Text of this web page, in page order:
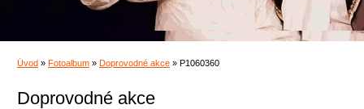
Úvod » Fotoalbum » Doprovodné akce » P1060360
Doprovodné akce